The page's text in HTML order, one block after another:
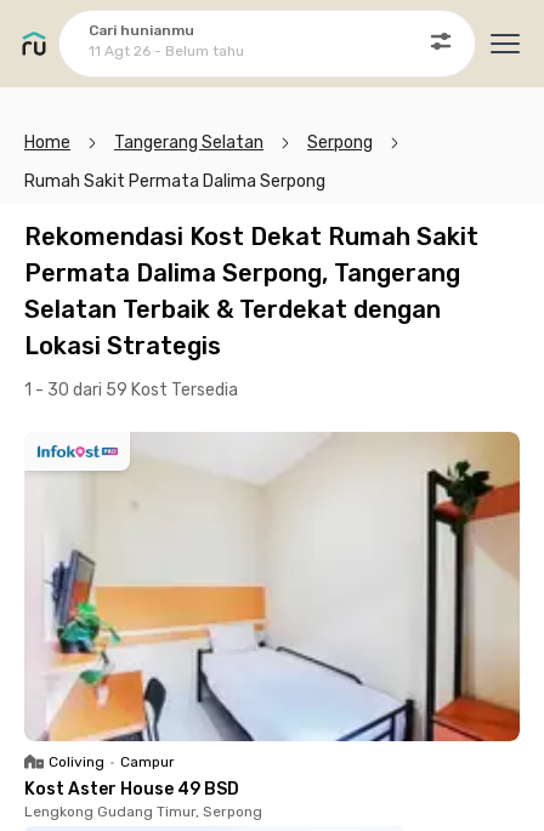
Cari hunianmu
11 Agt 26 - Belum tahu
Home Tangerang Selatan
Serpong
Rumah Sakit Permata Dalima Serpong
Rekomendasi Kost Dekat Rumah Sakit
Permata Dalima Serpong, Tangerang
Selatan Terbaik & Terdekat dengan
Lokasi Strategis
1 - 30 dari 59 Kost Tersedia
Coliving • Campur
Kost Aster House 49 BSD
Lengkong Gudang Timur, Serpong